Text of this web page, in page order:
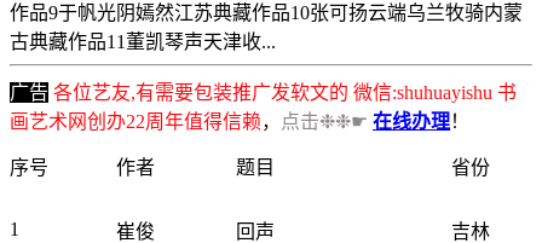
作品9于帆光阴嫣然江苏典藏作品10张可扬云端乌兰牧骑内蒙
古典藏作品11董凯琴声天津收...
广告 各位艺友,有需要包装推广发软文的 微信:shuhuayishu 书
画艺术网创办22周年值得信赖， 点击❉❉☛ 在线办理！
序号 作者 题目 省份
1 崔俊 回声 吉林